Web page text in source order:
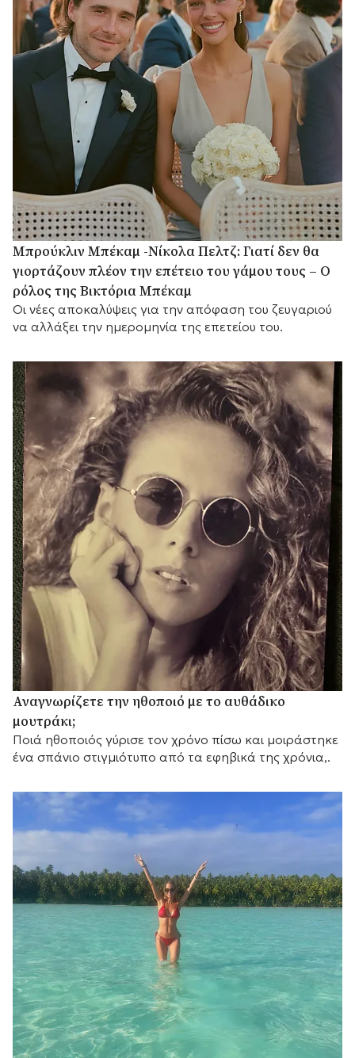
Μπρούκλιν Μπέκαμ -Νίκολα Πελτζ: Γιατί δεν θα
γιορτάζουν πλέον την επέτειο του γάμου τους – Ο
ρόλος της Βικτόρια Μπέκαμ
Οι νέες αποκαλύψεις για την απόφαση του ζευγαριού
να αλλάξει την ημερομηνία της επετείου του.
Αναγνωρίζετε την ηθοποιό με το αυθάδικο
μουτράκι;
Ποιά ηθοποιός γύρισε τον χρόνο πίσω και μοιράστηκε
ένα σπάνιο στιγμιότυπο από τα εφηβικά της χρόνια,.